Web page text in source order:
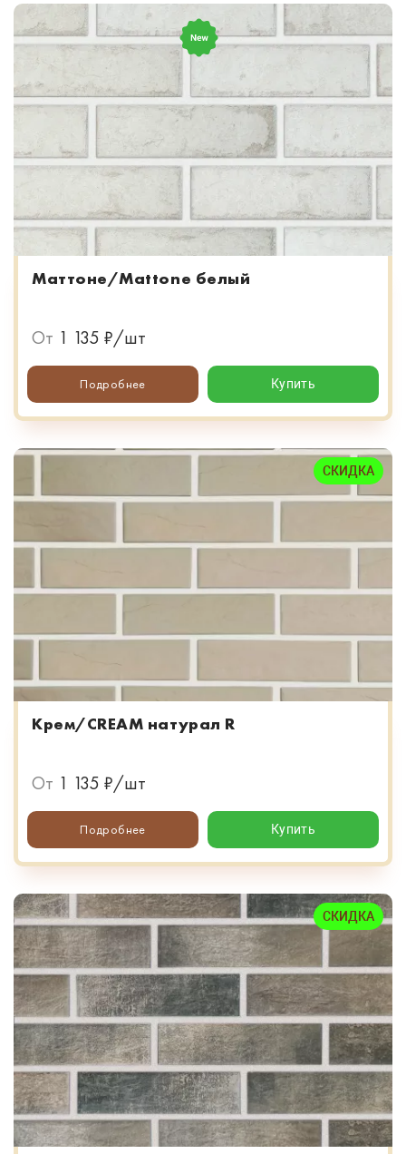
Маттоне/Mattone белый
От 1 135 ₽/шт
Подробнее Купить
СКИДКА
Крем/CREAM натурал R
От 1 135 ₽/шт
Подробнее Купить
СКИДКА